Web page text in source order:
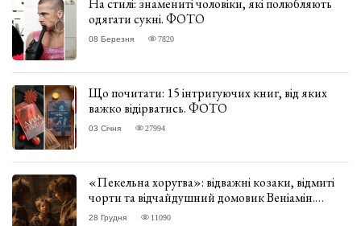
На стилі: знамениті чоловіки, які полюбляють
одягати сукні. ФОТО
08 Березня 7820
Що почитати: 15 інтригуючих книг, від яких
важко відірватись. ФОТО
03 Січня 27994
«Пекельна хоругва»: відважні козаки, відмиті
чорти та відчайдушний домовик Веніамін.
ВІДГУК
28 Грудня 11090